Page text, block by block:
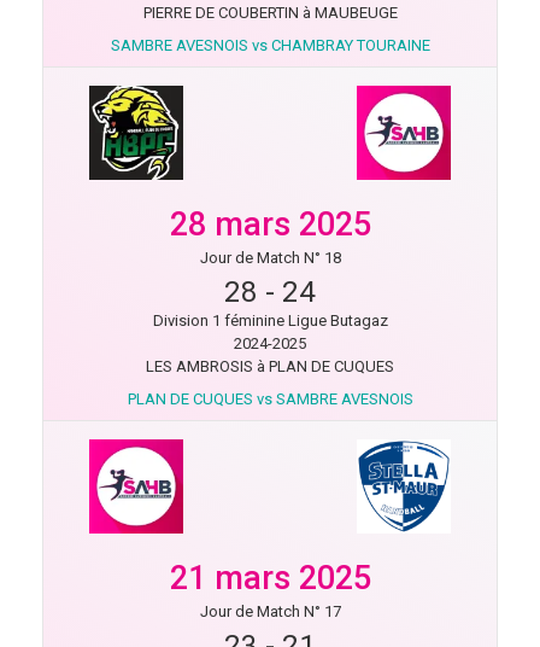
PIERRE DE COUBERTIN à MAUBEUGE
SAMBRE AVESNOIS vs CHAMBRAY TOURAINE
28 mars 2025
Jour de Match N° 18
28 - 24
Division 1 féminine Ligue Butagaz
2024-2025
LES AMBROSIS à PLAN DE CUQUES
PLAN DE CUQUES vs SAMBRE AVESNOIS
21 mars 2025
Jour de Match N° 17